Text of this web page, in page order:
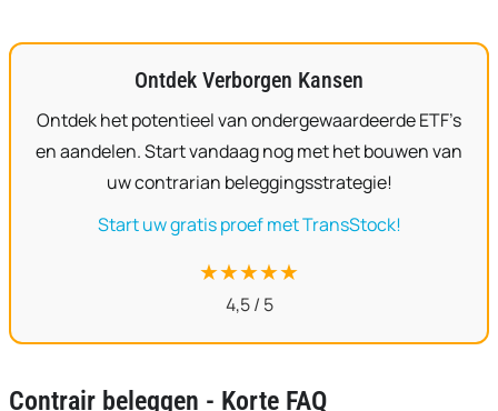
Ontdek Verborgen Kansen
Ontdek het potentieel van ondergewaardeerde ETF’s
en aandelen. Start vandaag nog met het bouwen van
uw contrarian beleggingsstrategie!
Start uw gratis proef met TransStock!
★★★★★
4,5 / 5
Contrair beleggen - Korte FAQ